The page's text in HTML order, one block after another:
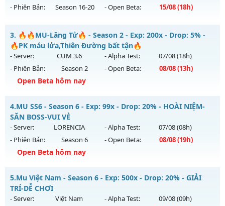
Exp: 100x - Drop: 20%
Thể loại: Mu Nguyên bản Webzen
Antihack: XTEAM
- Phiên Bản:
Season 16-20 - Open Beta: 15/08(18h)
Magnific Mu - Starter events, activity freebies
Mu mới ra tháng 08 2026 - Mở máy chủ
ngày 15/08/2626
Exp: 40x - Drop: 30%
Kiểu reset: Reset In Game
Antihack: Mega-Anti
3. 🔥🔥MU-Lãng Tử🔥 - Season 2 - Exp: 200x - Drop: 5% -
🔥PK máu lửa,Thiên Đường bất tận🔥
- Server: CỤM 3.6 - Alpha Test: 07/08(18h)
- Phiên Bản:
Season 2 - Open Beta: 08/08(13h)
Open Beta hôm nay
🔥🔥MU-Lãng Tử🔥 - 🔥PK máu lửa,Thiên Đường bất tận🔥
Mu mới ra tháng 08 2026 - Mở máy chủ
ngày 08/08/2626
Exp: 200x - Drop: 5%
Kiểu reset: Reset In Game
Antihack: Sharkguard
4.MU SS6 - Season 6 - Exp: 99x - Drop: 20% - HOÀI NIỆM-
SĂN BOSS-VUI VẺ
- Server: LORENCIA - Alpha Test: 07/08(08h)
- Phiên Bản:
Season 6 - Open Beta: 08/08(19h)
Open Beta hôm nay
MU SS6 - HOÀI NIỆM-SĂN BOSS-VUI VẺ
Mu mới ra tháng 08 2026 - Mở máy chủ
ngày 08/08/2626
5.Mu Việt Nam - Season 6 - Exp: 500x - Drop: 20% - GIẢI
TRÍ-DỄ CHƠI
- Server: Việt Nam - Alpha Test: 09/08(09h)